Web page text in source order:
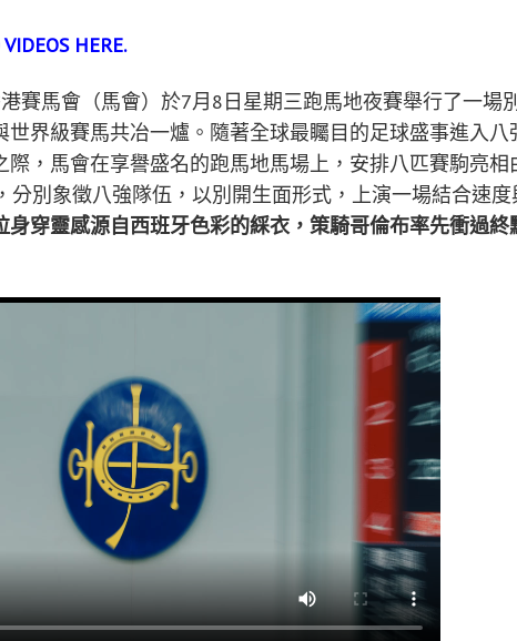
HERE.
賽馬會（馬會）於7月8日星期三跑馬地夜賽舉行了一場
界級賽馬共冶一爐。隨著全球最矚目的足球盛事進入八
，馬會在享譽盛名的跑馬地馬場上，安排八匹賽駒亮相
分別象徵八強隊伍，以別開生面形式，上演一場結合速度
身穿靈感源自西班牙色彩的綵衣，策騎哥倫布率先衝過終